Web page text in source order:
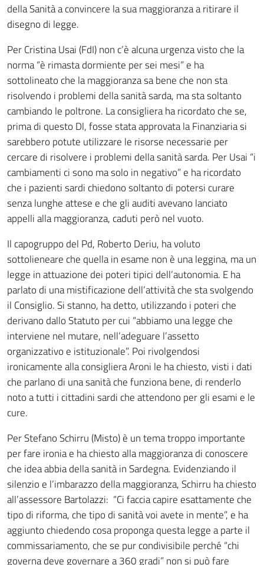
della Sanità a convincere la sua maggioranza a ritirare il
disegno di legge.
Per Cristina Usai (FdI) non c’è alcuna urgenza visto che la
norma “è rimasta dormiente per sei mesi” e ha
sottolineato che la maggioranza sa bene che non sta
risolvendo i problemi della sanità sarda, ma sta soltanto
cambiando le poltrone. La consigliera ha ricordato che se,
prima di questo Dl, fosse stata approvata la Finanziaria si
sarebbero potute utilizzare le risorse necessarie per
cercare di risolvere i problemi della sanità sarda. Per Usai “i
cambiamenti ci sono ma solo in negativo” e ha ricordato
che i pazienti sardi chiedono soltanto di potersi curare
senza lunghe attese e che gli auditi avevano lanciato
appelli alla maggioranza, caduti però nel vuoto.
Il capogruppo del Pd, Roberto Deriu, ha voluto
sottolieneare che quella in esame non è una leggina, ma un
legge in attuazione dei poteri tipici dell’autonomia. E ha
parlato di una mistificazione dell’attività che sta svolgendo
il Consiglio. Si stanno, ha detto, utilizzando i poteri che
derivano dallo Statuto per cui “abbiamo una legge che
interviene nel mutare, nell’adeguare l’assetto
organizzativo e istituzionale”. Poi rivolgendosi
ironicamente alla consigliera Aroni le ha chiesto, visti i dati
che parlano di una sanità che funziona bene, di renderlo
noto a tutti i cittadini sardi che attendono per gli esami e le
cure.
Per Stefano Schirru (Misto) è un tema troppo importante
per fare ironia e ha chiesto alla maggioranza di conoscere
che idea abbia della sanità in Sardegna. Evidenziando il
silenzio e l’imbarazzo della maggioranza, Schirru ha chiesto
all’assessore Bartolazzi: “Ci faccia capire esattamente che
tipo di riforma, che tipo di sanità voi avete in mente”, e ha
aggiunto chiedendo cosa proponga questa legge a parte il
commissariamento, che se pur condivisibile perché “chi
governa deve governare a 360 gradi” non si può fare